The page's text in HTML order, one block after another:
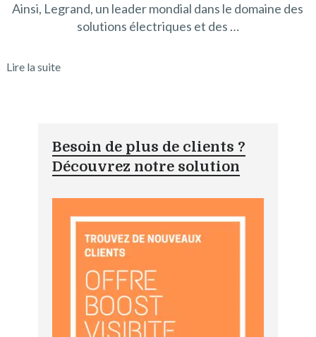
Ainsi, Legrand, un leader mondial dans le domaine des
solutions électriques et des …
Lire la suite
Besoin de plus de clients ?
Découvrez notre solution